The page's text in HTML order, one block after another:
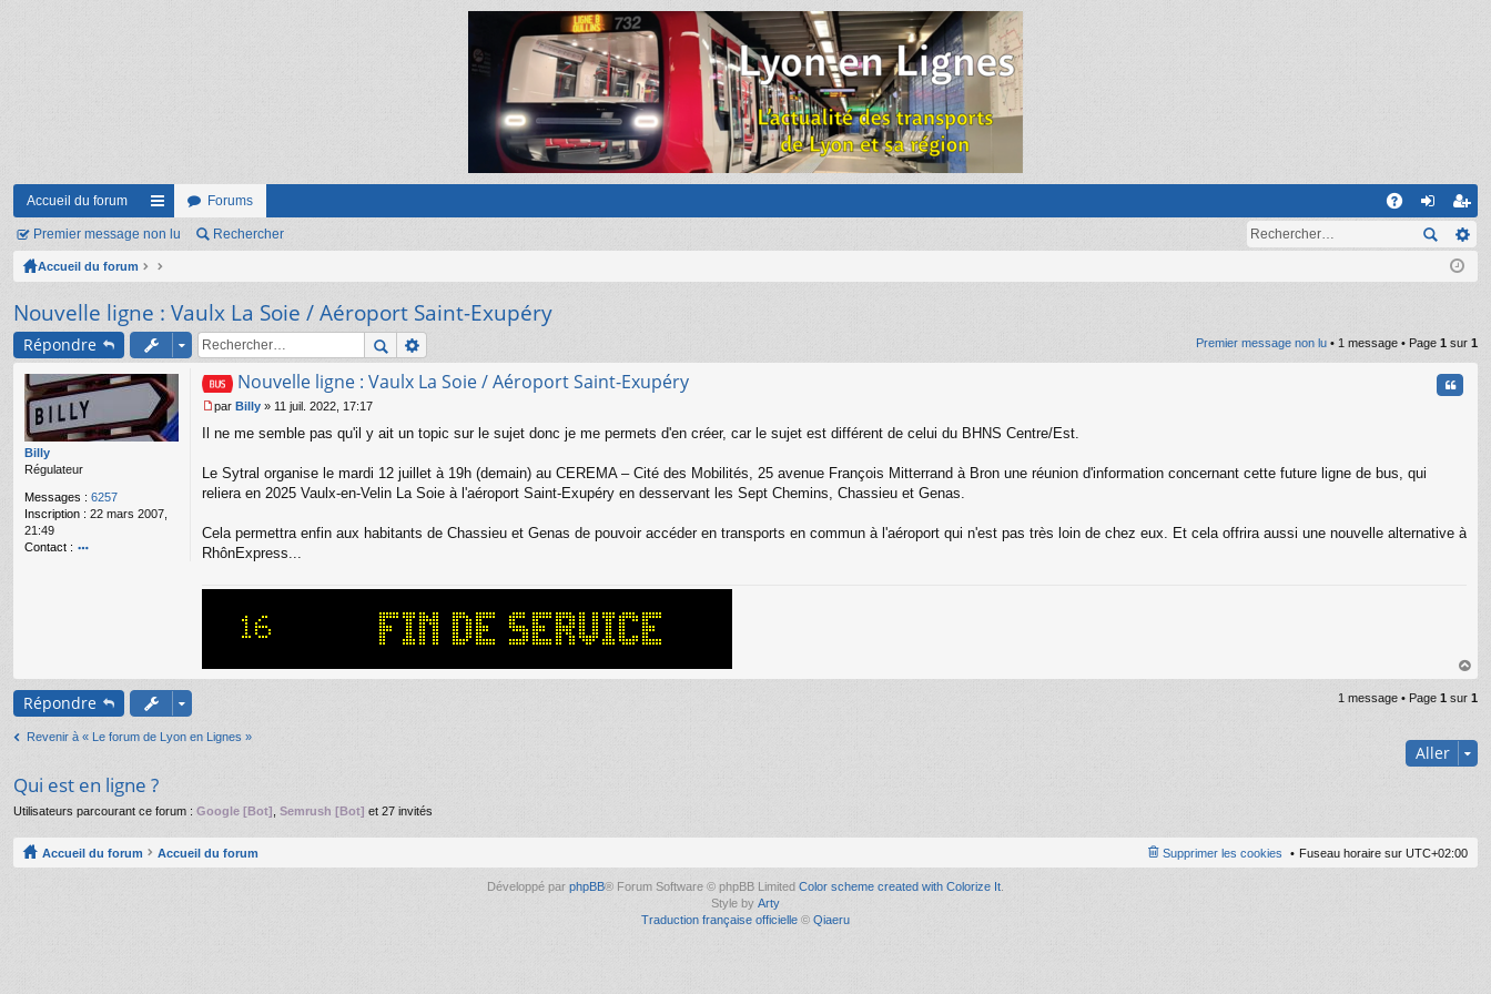
Accueil du forum
ac
co
ci
s
Forums
on ns
cri
Premier message non lu Rechercher
Accueil du forum
Nouvelle ligne : Vaulx La Soie / Aéroport Saint-Exupéry
Répondre Premier message non lu • 1 message • Page 1 sur 1
Billy
Régulateur
Messages : 6257
Inscription : 22 mars 2007,
21:49
Contact :
Nouvelle ligne : Vaulx La Soie / Aéroport Saint-Exupéry
e
s
a
g
n
o
par Billy » 11 juil. 2022, 17:17
Il ne me semble pas qu'il y ait un topic sur le sujet donc je me permets d'en créer, car le sujet est différent de celui du BHNS Centre/Est.
Le Sytral organise le mardi 12 juillet à 19h (demain) au CEREMA – Cité des Mobilités, 25 avenue François Mitterrand à Bron une réunion d'information concernant cette future ligne de bus, qui
reliera en 2025 Vaulx-en-Velin La Soie à l'aéroport Saint-Exupéry en desservant les Sept Chemins, Chassieu et Genas.
Cela permettra enfin aux habitants de Chassieu et Genas de pouvoir accéder en transports en commun à l'aéroport qui n'est pas très loin de chez eux. Et cela offrira aussi une nouvelle alternative à
RhônExpress...
au
t
Répondre 1 message • Page 1 sur 1
Revenir à « Le forum de Lyon en Lignes »
Aller
Qui est en ligne ?
Utilisateurs parcourant ce forum : Google [Bot] Semrush [Bot] et 27 invités
Accueil du forum Accueil du forum Fuseau horaire sur UTC+02:00
Supprimer les cookies
Développé par phpBB® Forum Software © phpBB Limited Color scheme created with Colorize It
Style by Arty
Traduction française officielle © Qiaeru